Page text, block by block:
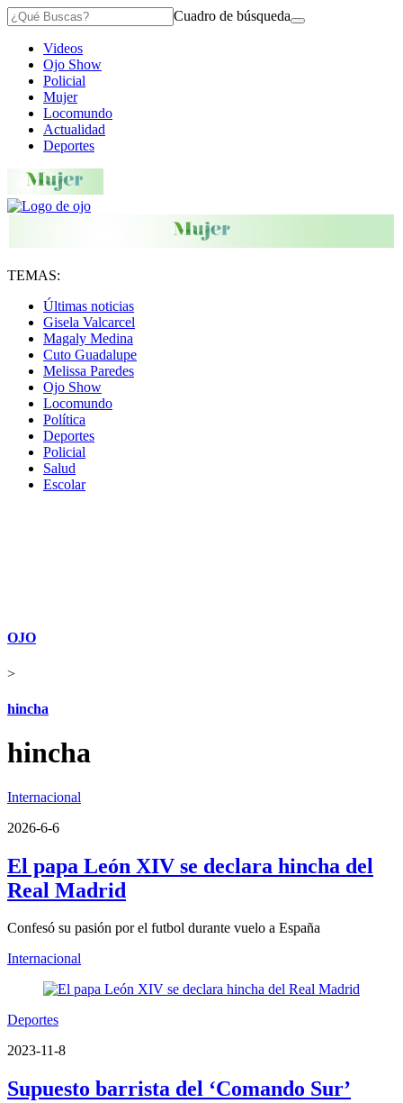
Cuadro de búsqueda
Videos
Ojo Show
Policial
Mujer
Locomundo
Actualidad
Deportes
TEMAS:
Últimas noticias
Gisela Valcarcel
Magaly Medina
Cuto Guadalupe
Melissa Paredes
Ojo Show
Locomundo
Política
Deportes
Policial
Salud
Escolar
OJO
>
hincha
hincha
Internacional
2026-6-6
El papa León XIV se declara hincha del
Real Madrid
Confesó su pasión por el futbol durante vuelo a España
Internacional
Deportes
2023-11-8
Supuesto barrista del ‘Comando Sur’